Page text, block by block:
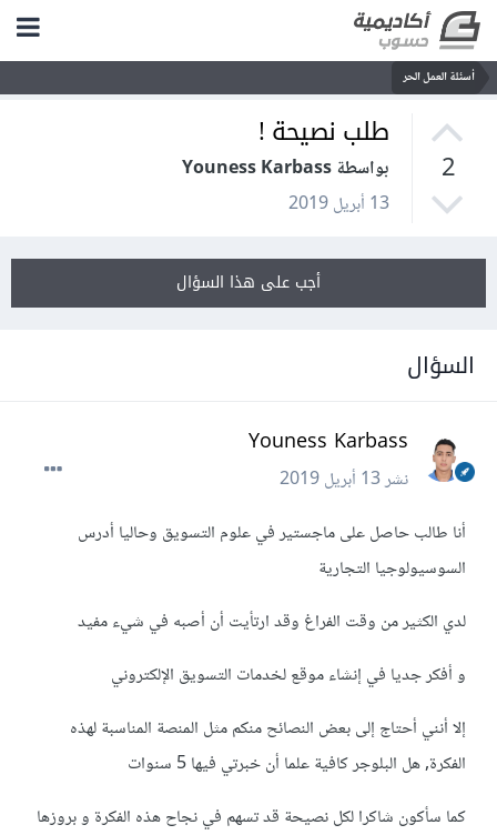
أسئلة العمل الحر
2
طلب نصيحة !
بواسطة Youness Karbass
13 أبريل 2019
أجب على هذا السؤال
السؤال
Youness Karbass
نشر13 أبريل 2019
أنا طالب حاصل على ماجستير في علوم التسويق وحاليا أدرس
السوسيولوجيا التجارية
لدي الكثير من وقت الفراغ وقد ارتأيت أن أصبه في شيء مفيد
و أفكر جديا في إنشاء موقع لخدمات التسويق الإلكتروني
إلا أنني أحتاج إلى بعض النصائح منكم مثل المنصة المناسبة لهذه
الفكرة, هل البلوجر كافية علما أن خبرتي فيها 5 سنوات
كما سأكون شاكرا لكل نصيحة قد تسهم في نجاح هذه الفكرة و بروزها